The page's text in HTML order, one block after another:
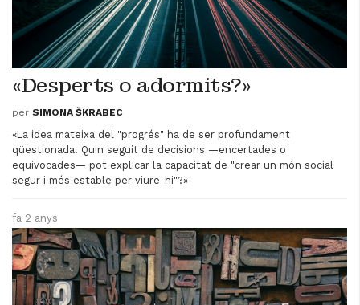
«Desperts o adormits?»
per SIMONA ŠKRABEC
«La idea mateixa del "progrés" ha de ser profundament
qüestionada. Quin seguit de decisions —encertades o
equivocades— pot explicar la capacitat de "crear un món social
segur i més estable per viure-hi"?»
fa 2 anys